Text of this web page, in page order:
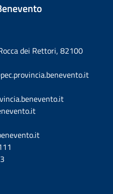
dei Rettori, 82100